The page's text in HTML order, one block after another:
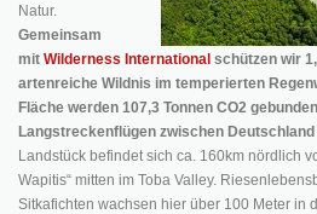
Natur.
Gemeinsam
mit Wilderness International schützen wir
artenreiche Wildnis im temperierten
Fläche werden 107,3 Tonnen CO2
Langstreckenflügen zwischen
Landstück befindet sich ca. 160km nördlich
Wapitis“ mitten im Toba Valley.
Sitkafichten wachsen hier über 100 Meter in